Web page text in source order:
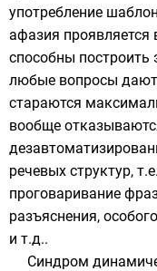
употребление
афазия проявляется
способны построить
любые вопросы
стараются
вообще
речевых структур,
проговаривание
разъяснения,
и т.д..
Синдром